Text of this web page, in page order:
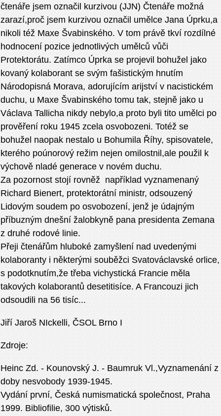
čtenáře jsem označil kurzivou (JJN) Čtenáře možná
zarazí,proč jsem kurzivou označil umělce Jana Úprku,a
nikoli též Maxe Švabinského. V tom právě tkví rozdílné
hodnocení pozice jednotlivých umělců vůči
Protektorátu. Zatímco Úprka se projevil bohužel jako
kovaný kolaborant se svým fašistickým hnutím
Národopisná Morava, adorujícím arijství v nacistickém
duchu, u Maxe Švabinského tomu tak, stejně jako u
Václava Tallicha nikdy nebylo,a proto byli tito umělci po
prověření roku 1945 zcela osvobozeni. Totéž se
bohužel naopak nestalo u Bohumila Říhy, spisovatele,
kterého poúnorový režim nejen omilostnil,ale použil k
výchově nladé generace v novém duchu.
Za pozornost stojí rovněž například vyznamenaný
Richard Bienert, protektorátní ministr, odsouzený
Lidovým soudem po osvobození, jenž je údajným
příbuzným dnešní žalobkyně pana presidenta Zemana
z druhé rodové linie.
Přeji čtenářům hluboké zamyšlení nad uvedenými
kolaboranty i některými souběžci Svatováclavské orlice,
s podotknutím,že třeba vichystická Francie měla
takových kolaborantů desetitisíce. A Francouzi jich
odsoudili na 56 tisíc...
Jiří Jaroš NIckelli, ČSOL Brno I
Zdroje:
Heinc Zd. - Kounovský J. - Baumruk Vl.,Vyznamenání z
doby nesvobody 1939-1945.
Vydání první, Česká numismatická společnost, Praha
1999. Bibliofilie, 300 výtisků.